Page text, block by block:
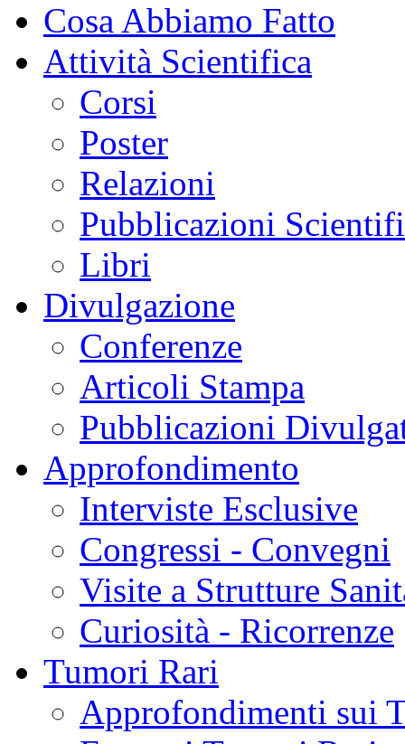
Cosa Abbiamo Fatto
Attività Scientifica
Corsi
Poster
Relazioni
Pubblicazioni
Libri
Divulgazione
Conferenze
Articoli Stampa
Pubblicazioni
Approfondimento
Interviste Esclusive
Congressi - Convegni
Visite a Strutture
Curiosità - Ricorrenze
Tumori Rari
Approfondimenti sui